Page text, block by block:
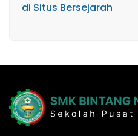
di Situs Bersejarah